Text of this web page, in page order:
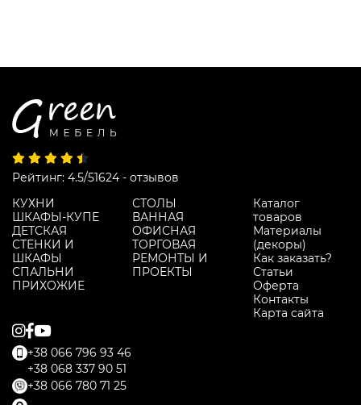
Рейтинг: 4.5/51624 - отзывов
КУХНИ
ШКАФЫ-КУПЕ
ДЕТСКАЯ
СТЕНКИ И
ШКАФЫ
СПАЛЬНИ
ПРИХОЖИЕ
СТОЛЫ
ВАННАЯ
ОФИСНАЯ
ТОРГОВАЯ
РЕМОНТЫ И
ПРОЕКТЫ
Каталог
товаров
Материалы
(декоры)
Как заказать?
Статьи
Оферта
Контакты
Карта сайта
+38 066 796 93 46
+38 068 337 90 51
+38 066 780 71 25